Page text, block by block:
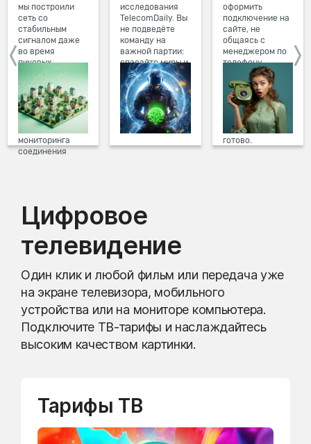
мы построили
сеть со
стабильным
сигналом даже
во время
пиковых
нагрузок в
вечернее время.
Мы постоянно
обновляем наше
оборудование в
домах, а система
мониторинга
соединения
исследования
TelecomDaily. Вы
не подведёте
команду на
важной партии:
спасайте миры и
побеждайте с
друзьями в
онлайн-играх.
оформить
подключение на
сайте, не
общаясь с
менеджером по
телефону.
Просто в три
клика заполните
форму заявки на
сайте, выберите
дату и время
подключения,
готово.
Цифровое
телевидение
Один клик и любой фильм или передача уже
на экране телевизора, мобильного
устройства или на мониторе компьютера.
Подключите ТВ-тарифы и наслаждайтесь
высоким качеством картинки.
Тарифы ТВ